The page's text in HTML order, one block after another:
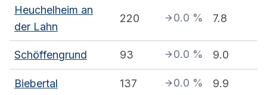
Heuchelheim an
der Lahn
220 0.0 % 7.8
Schöffengrund 93 0.0 % 9.0
Biebertal 137 0.0 % 9.9